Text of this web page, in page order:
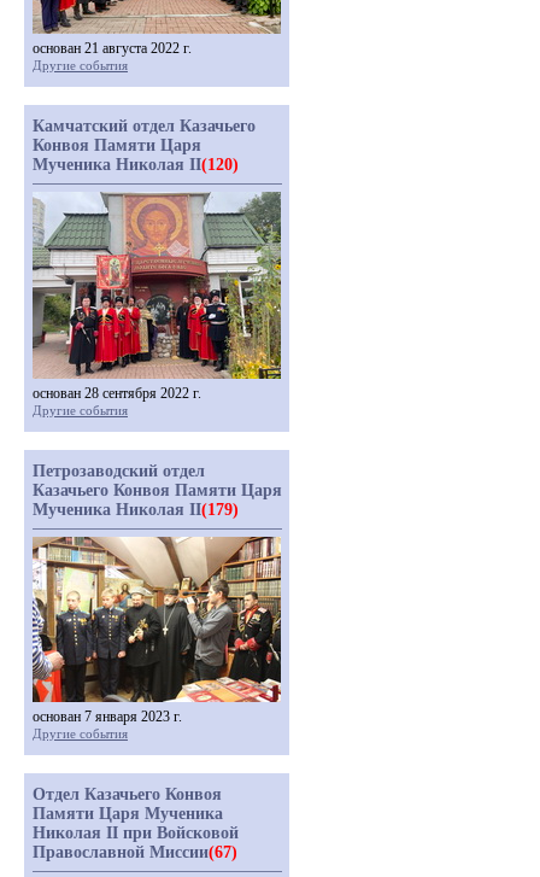
основан 21 августа 2022 г.
Другие события
Камчатский отдел Казачьего
Конвоя Памяти Царя
Мученика Николая II(120)
основан 28 сентября 2022 г.
Другие события
Петрозаводский отдел
Казачьего Конвоя Памяти Царя
Мученика Николая II(179)
основан 7 января 2023 г.
Другие события
Отдел Казачьего Конвоя
Памяти Царя Мученика
Николая II при Войсковой
Православной Миссии(67)